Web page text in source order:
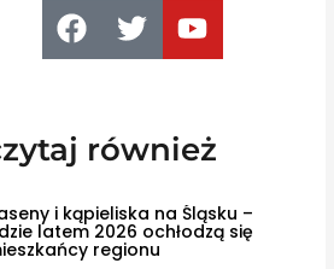
również
i kąpieliska na Śląsku –
latem 2026 ochłodzą się
regionu